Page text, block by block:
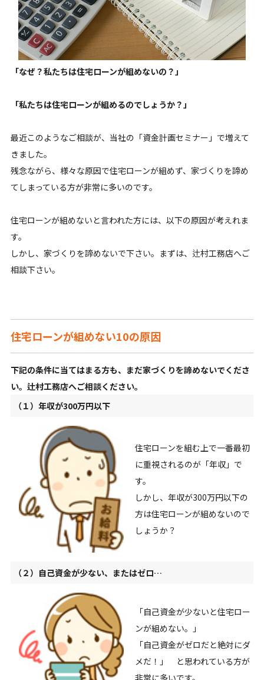
「なぜ？私たちは住宅ローンが組めないの？」
「私たちは住宅ローンが組めるのでしょうか？」
最近このようなご相談が、当社の「資金計画セミナー」で増えて
きました。
残念ながら、様々な原因で住宅ローンが組めず、家づくりを諦め
てしまっている方が非常に多いのです。
住宅ローンが組めないと言われた方には、以下の原因が考えれま
す。
しかし、家づくりを諦めないで下さい。まずは、辻村工務店へご
相談下さい。
住宅ローンが組めない10の原因
下記の条件に当てはまる方も、まだ家づくりを諦めないでくださ
い。辻村工務店へご相談ください。
（１）年収が300万円以下
住宅ローンを組む上で一番最初
に重視されるのが「年収」で
す。
しかし、年収が300万円以下の
方は住宅ローンが組めないので
しょうか？
（２）自己資金が少ない、またはゼロ…
「自己資金が少ないと住宅ロー
ンが組めない。」
「自己資金がゼロだと絶対にダ
メだ！」 と思われている方が